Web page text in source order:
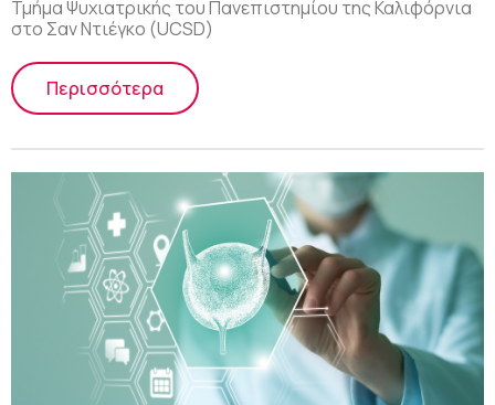
Τμήμα Ψυχιατρικής του Πανεπιστημίου της Καλιφόρνια
στο Σαν Ντιέγκο (UCSD)
Περισσότερα